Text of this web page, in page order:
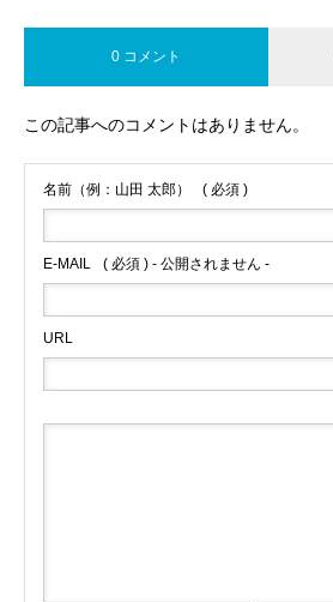
0 コメント
この記事へのコメントはありません。
名前（例：山田 太郎） ( 必須 )
E-MAIL ( 必須 ) - 公開されません -
URL